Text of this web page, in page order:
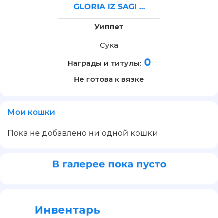
GLORIA IZ SAGI ...
Уиппет
Сука
Награды и титулы: 0
Не готова к вязке
Мои кошки
Пока не добавлено ни одной кошки
В галерее пока пусто
Инвентарь